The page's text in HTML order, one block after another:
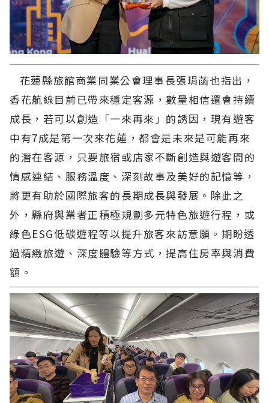
花蓮縣旅館商業同業公會理事長張琄菡也指出，
香花航線目前已帶來穩定客源，數量相信還會持續
成長，若可以創造「一來再來」的誘因，現有遊客
中有7成是第一次來花蓮，都會是未來是可能再來
的潛在客源，只要旅宿或店家不斷創造與遊客間的
情感連結、服務溫度、深刻故事及美好的記憶等，
將更有助於國際旅客的長期成長與發展。除此之
外，縣府與業者正積極規劃多元特色旅遊行程，或
綠色ESG低碳遊程等以提升旅客來訪意願。期盼透
過精緻旅遊、深度體驗等方式，提高住房率與消費
額。